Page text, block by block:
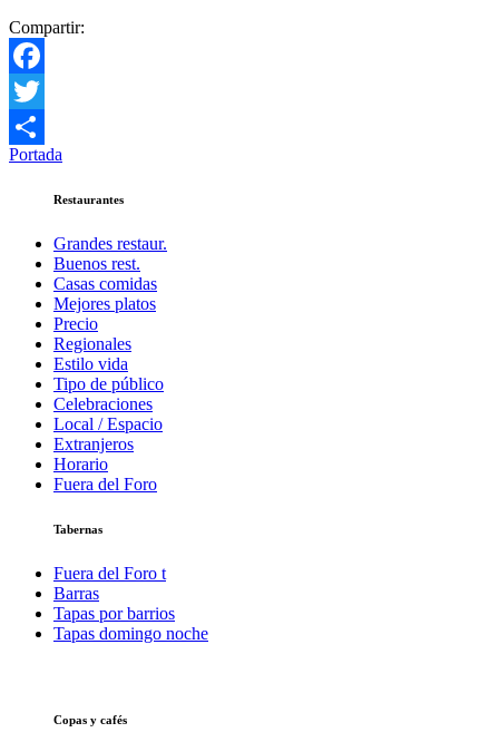
Compartir:
Facebook
Twitter
Compartir
Portada
Restaurantes
Grandes restaur.
Buenos rest.
Casas comidas
Mejores platos
Precio
Regionales
Estilo vida
Tipo de público
Celebraciones
Local / Espacio
Extranjeros
Horario
Fuera del Foro
Tabernas
Fuera del Foro t
Barras
Tapas por barrios
Tapas domingo noche
Copas y cafés